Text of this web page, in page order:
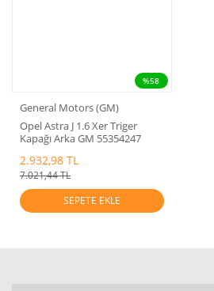
%58
General Motors (GM)
Opel Astra J 1.6 Xer Triger
Kapağı Arka GM 55354247
2.932,98 TL
7.021,44 TL
SEPETE EKLE